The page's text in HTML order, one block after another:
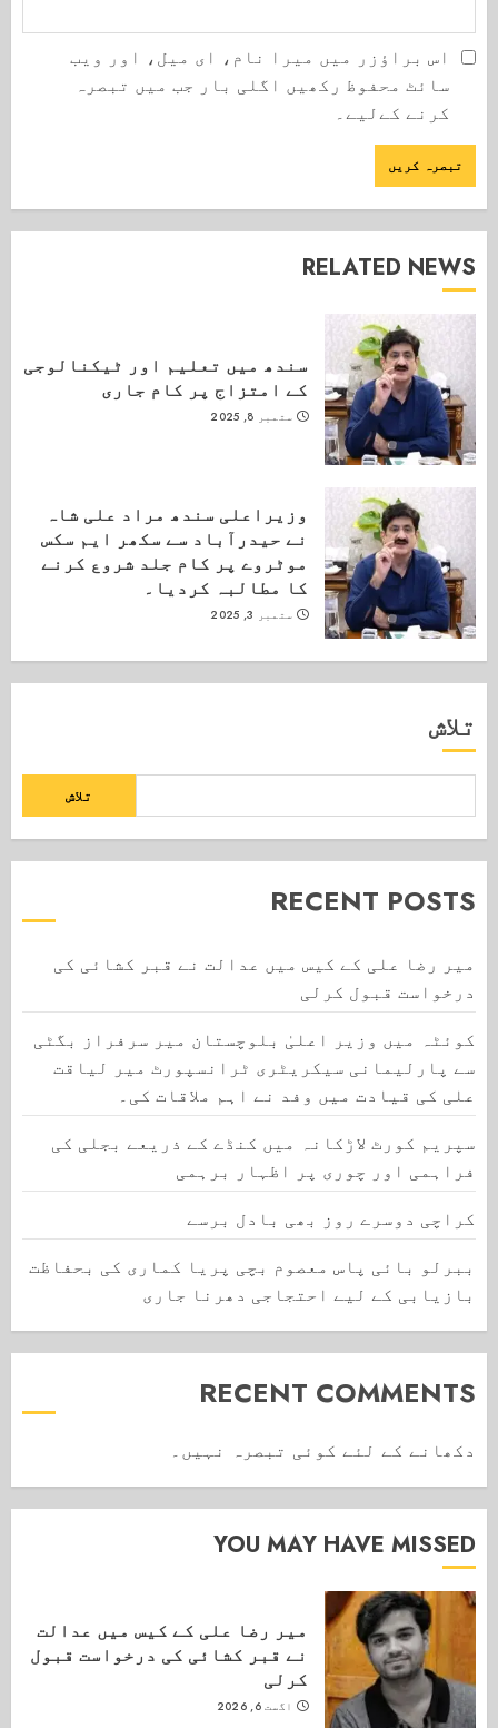
اس براؤزر میں میرا نام، ای میل، اور ویب
سائٹ محفوظ رکھیں اگلی بار جب میں تبصرہ
کرنے کےلیے۔
RELATED NEWS
سندھ میں تعلیم اور ٹیکنالوجی
کے امتزاج پر کام جاری
ستمبر 8, 2025
وزیراعلی سندھ مراد علی شاہ
نے حیدرآباد سے سکھر ایم سکس
موٹروے پر کام جلد شروع کرنے
کا مطالبہ کردیا۔
ستمبر 3, 2025
تلاش
تلاش
RECENT POSTS
میر رضا علی کے کیس میں عدالت نے قبر کشائی کی
درخواست قبول کرلی
کوئٹہ میں وزیر اعلیٰ بلوچستان میر سرفراز بگٹی
سے پارلیمانی سیکریٹری ٹرانسپورٹ میر لیاقت
علی کی قیادت میں وفد نے اہم ملاقات کی۔
سپریم کورٹ لاڑکانہ میں کنڈے کے ذریعے بجلی کی
فراہمی اور چوری پر اظہار برہمی
کراچی دوسرے روز بھی بادل برسے
ببرلو بائی پاس معصوم بچی پریا کماری کی بحفاظت
بازیابی کے لیے احتجاجی دھرنا جاری
RECENT COMMENTS
دکھانے کے لئے کوئی تبصرہ نہیں۔
YOU MAY HAVE MISSED
میر رضا علی کے کیس میں عدالت
نے قبر کشائی کی درخواست قبول
کرلی
اگست 6, 2026